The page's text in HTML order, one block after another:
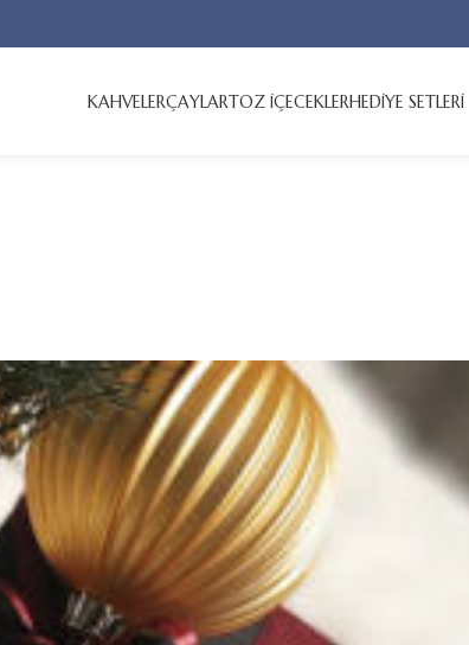
KAHVELERÇAYLARTOZ İÇECEKLERHEDİYE SETLERİ